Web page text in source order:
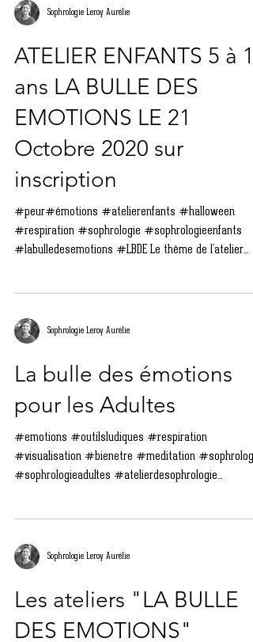
ATELIER ENFANTS 5 à 11
ans LA BULLE DES
EMOTIONS LE 21
Octobre 2020 sur
inscription
#peur#émotions #atelierenfants #halloween
La bulle des émotions
pour les Adultes
#emotions #outilsludiques #respiration
Les ateliers "LA BULLE